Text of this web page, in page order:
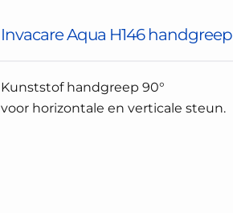
Invacare Aqua H146 handgreep
Kunststof handgreep 90°
voor horizontale en verticale steun.